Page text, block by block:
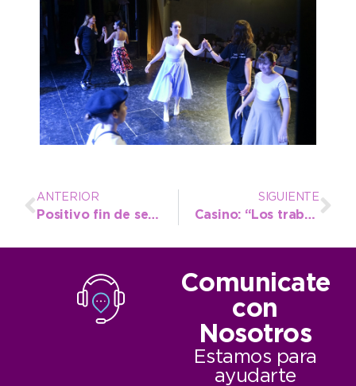
ANTERIOR
Positivo fin de semana para los atletas necochenses en Tandil y Mar del Plata
SIGUIENTE
Casino: “Los trabajadores agradecemos al Intendente por su capacidad de gestión”
Comunicate
con
Nosotros
Estamos para
ayudarte